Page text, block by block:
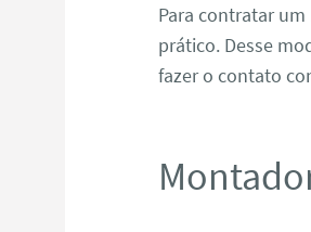
Para contratar um
prático. Desse
fazer o contato